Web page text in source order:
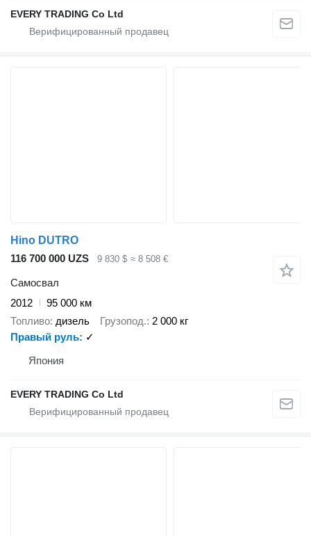
EVERY TRADING Co Ltd
Hino DUTRO
116 700 000 UZS
9 830 $ ≈ 8 508 €
Самосвал
2012
95 000 км
Топливо дизель Грузопод. 2 000 кг
Правый руль
✓
Япония
EVERY TRADING Co Ltd